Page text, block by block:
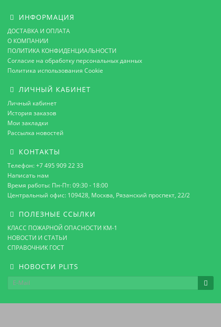
ИНФОРМАЦИЯ
ДОСТАВКА И ОПЛАТА
О КОМПАНИИ
ПОЛИТИКА КОНФИДЕНЦИАЛЬНОСТИ
Согласие на обработку персональных данных
Политика использования Cookie
ЛИЧНЫЙ КАБИНЕТ
Личный кабинет
История заказов
Мои закладки
Рассылка новостей
КОНТАКТЫ
Телефон: +7 495 909 22 33
Написать нам
Время работы: Пн-Пт: 09:30 - 18:00
Центральный офис: 109428, Москва, Рязанский проспект, 22/2
ПОЛЕЗНЫЕ ССЫЛКИ
КЛАСС ПОЖАРНОЙ ОПАСНОСТИ КМ-1
НОВОСТИ И СТАТЬИ
СПРАВОЧНИК ГОСТ
НОВОСТИ PLITS